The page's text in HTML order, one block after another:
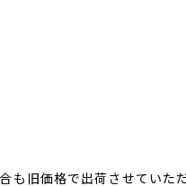
旧価格で出荷させていただ